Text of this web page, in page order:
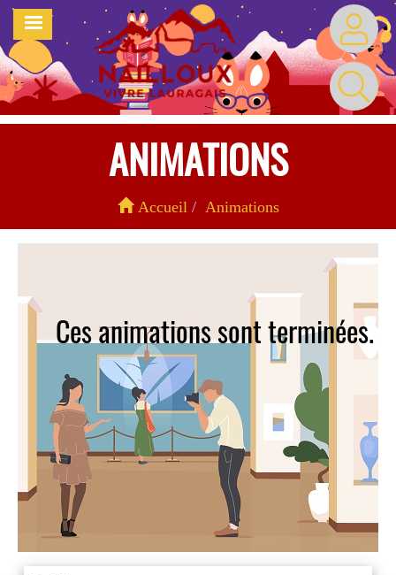
Aller
contenu
principal
MENU
ANIMATIONS
Accueil Animations
Ces animations sont terminées.